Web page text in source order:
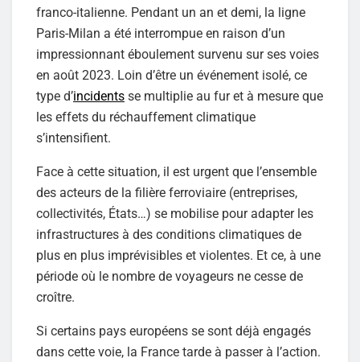
franco-italienne. Pendant un an et demi, la ligne
Paris-Milan a été interrompue en raison d’un
impressionnant éboulement survenu sur ses voies
en août 2023. Loin d’être un événement isolé, ce
type d’incidents se multiplie au fur et à mesure que
les effets du réchauffement climatique
s’intensifient.
Face à cette situation, il est urgent que l’ensemble
des acteurs de la filière ferroviaire (entreprises,
collectivités, États…) se mobilise pour adapter les
infrastructures à des conditions climatiques de
plus en plus imprévisibles et violentes. Et ce, à une
période où le nombre de voyageurs ne cesse de
croître.
Si certains pays européens se sont déjà engagés
dans cette voie, la France tarde à passer à l’action.